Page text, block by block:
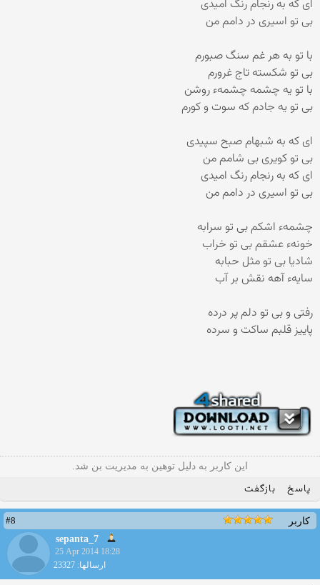
ای که به رنجام رنگ امیدی
بی تو اسیری در دامم من
با تو به هر غم سنگ صبورم
بی تو شکسته تاج غرورم
با تو یه چشمه چشمهء روشن
بی تو یه جادم که سوت و کورم
ای که به شبهام صبح سپیدی
بی تو کویری بی شامم من
ای که به رنجام رنگ امیدی
بی تو اسیری در دامم من
چشمهء اشکم بی تو سرابه
خونهء عشقم بی تو خراب
شادیا بی تو مثل حبابه
سایهء آهه نقش بر آب
رفتی و بی تو دلم پر درده
پاییز قلبم ساکت و سرده
این کاربر به دلیل توهین به مدیریت بن شد.
پاسخ بازگفت
کاربر
#8
sepanta_7
25 Apr 2014 18:28
ارسالها: 23327